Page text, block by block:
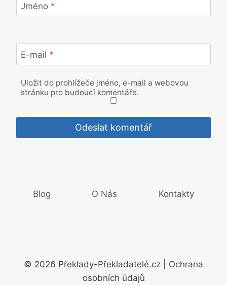
Jméno *
E-mail *
Uložit do prohlížeče jméno, e-mail a webovou
stránku pro budoucí komentáře.
Blog O Nás Kontakty
© 2026 Překlady-Překladatelé.cz | Ochrana
osobních údajů